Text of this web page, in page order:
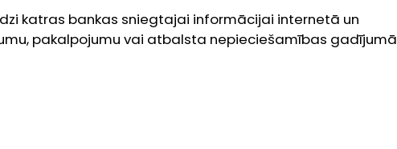
katras bankas sniegtajai informācijai internetā un
pakalpojumu vai atbalsta nepieciešamības gadījumā